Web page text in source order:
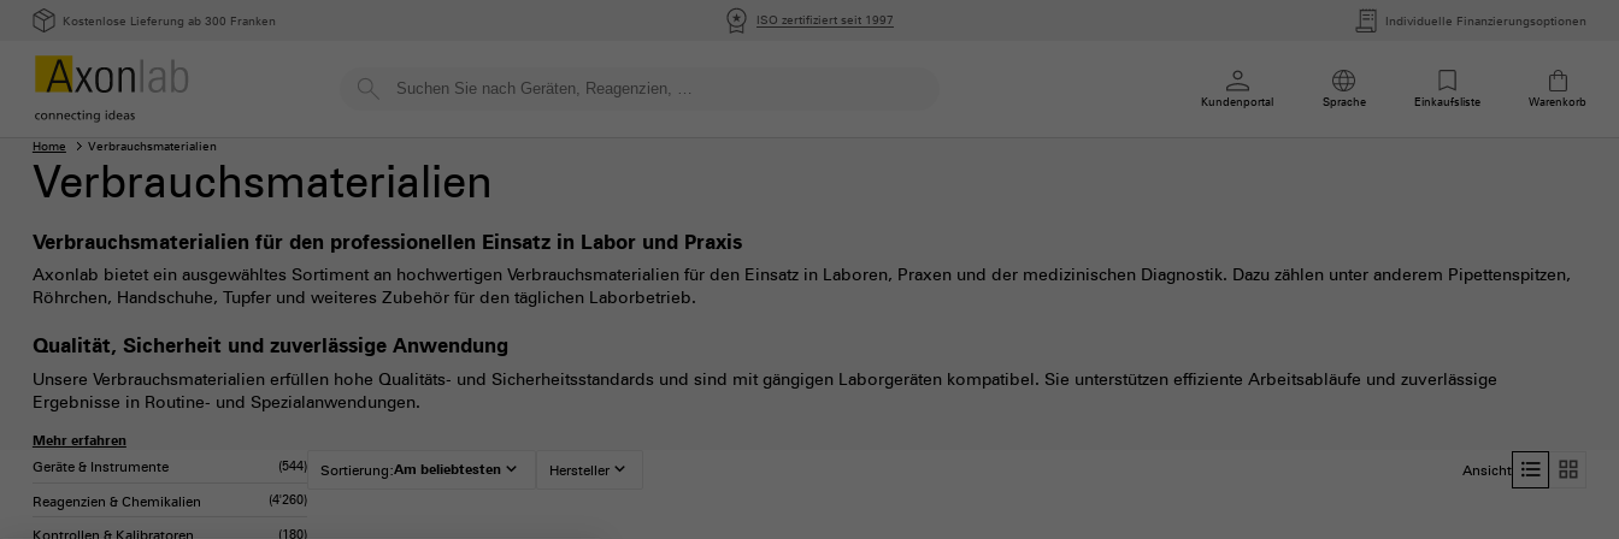
Kostenlose Lieferung ab 300 Franken ISO zertifiziert seit 1997 Individuelle Finanzierungsoptionen
Kundenportal Sprache Einkaufsliste Warenkorb
Home Verbrauchsmaterialien
Verbrauchsmaterialien
Verbrauchsmaterialien für den professionellen Einsatz in Labor und Praxis
Axonlab bietet ein ausgewähltes Sortiment an hochwertigen Verbrauchsmaterialien für den Einsatz in Laboren, Praxen und der medizinischen Diagnostik. Dazu zählen unter anderem Pipettenspitzen,
Röhrchen, Handschuhe, Tupfer und weiteres Zubehör für den täglichen Laborbetrieb.
Qualität, Sicherheit und zuverlässige Anwendung
Unsere Verbrauchsmaterialien erfüllen hohe Qualitäts- und Sicherheitsstandards und sind mit gängigen Laborgeräten kompatibel. Sie unterstützen effiziente Arbeitsabläufe und zuverlässige
Ergebnisse in Routine- und Spezialanwendungen.
Mehr erfahren
Geräte & Instrumente (544)
Reagenzien & Chemikalien (4'260)
Kontrollen & Kalibratoren (180)
Sortierung:Am beliebtesten expand_more Herstellerexpand_more Ansicht format_list_bulleted grid_view